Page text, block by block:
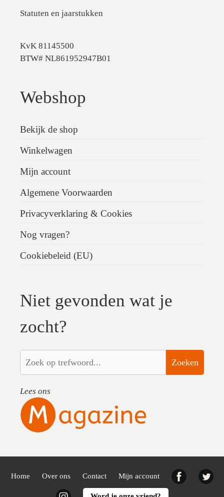
Statuten en jaarstukken
KvK 81145500
BTW# NL861952947B01
Webshop
Bekijk de shop
Winkelwagen
Mijn account
Algemene Voorwaarden
Privacyverklaring & Cookies
Nog vragen?
Cookiebeleid (EU)
Niet gevonden wat je
zocht?
Zoeken
Lees ons
Home Over ons Contact Mijn account Facebook
Instagram